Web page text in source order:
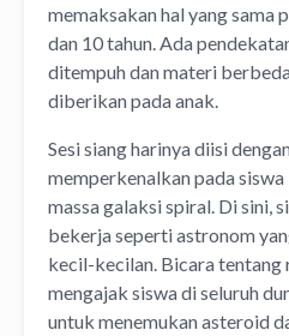
memaksakan hal yang sama
dan 10 tahun. Ada
ditempuh dan materi
diberikan pada anak.
Sesi siang harinya diisi
memperkenalkan pada
massa galaksi spiral. Di sini,
bekerja seperti astronom
kecil-kecilan. Bicara
mengajak siswa di seluruh
untuk menemukan asteroid